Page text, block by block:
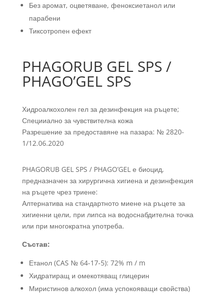
Без аромат, оцветяване, феноксиетанол или
парабени
Тиксотропен ефект
PHAGORUB GEL SPS /
PHAGO’GEL SPS
Хидроалкохолен гел за дезинфекция на ръцете;
Специиално за чувствителна кожа
Разрешение за предоставяне на пазара: № 2820-
1/12.06.2020
PHAGORUB GEL SPS / PHAGO’GEL е биоцид,
предназначен за хирургична хигиена и дезинфекция
на ръцете чрез триене:
Алтернатива на стандартното миене на ръцете за
хигиенни цели, при липса на водоснабдителна точка
или при многократна употреба.
Състав:
Етанол (CAS № 64-17-5): 72% m / m
Хидратиращ и омекотяващ глицерин
Миристинов алкохол (има успокояващи свойства)